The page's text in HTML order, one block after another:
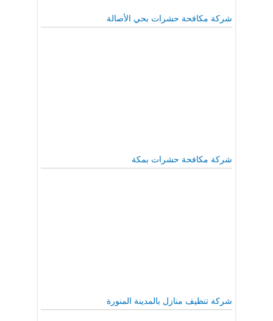
شركة مكافحة حشرات بحي الأصالة
شركة مكافحة حشرات بمكة
شركة تنظيف منازل بالمدينة المنورة